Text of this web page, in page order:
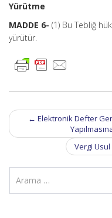
Yürütme
MADDE 6- (1) Bu Tebliğ
yürütür.
Post
navigation
← Elektronik Defter
Vergi Usul